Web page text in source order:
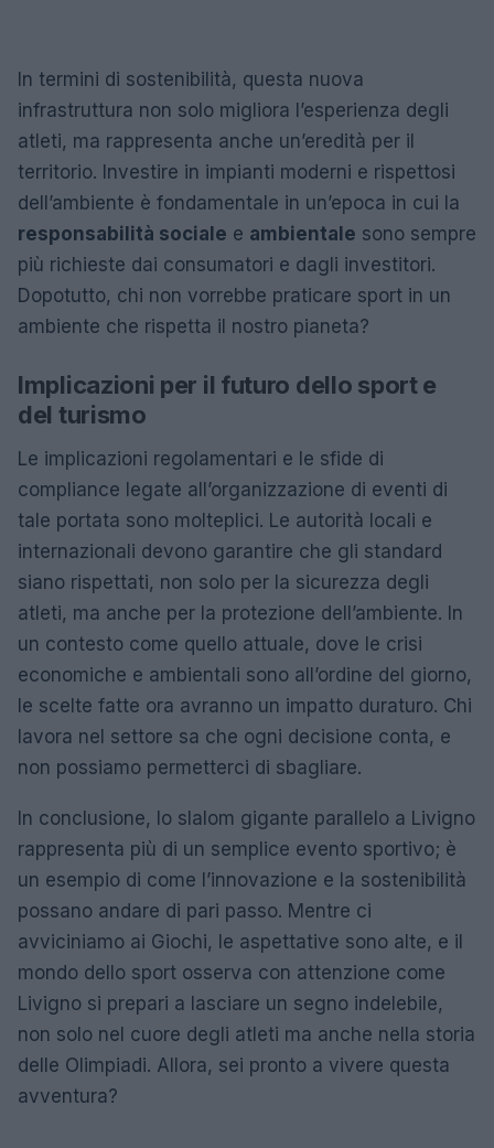
In termini di sostenibilità, questa nuova
infrastruttura non solo migliora l’esperienza degli
atleti, ma rappresenta anche un’eredità per il
territorio. Investire in impianti moderni e rispettosi
dell’ambiente è fondamentale in un’epoca in cui la
responsabilità sociale e ambientale sono sempre
più richieste dai consumatori e dagli investitori.
Dopotutto, chi non vorrebbe praticare sport in un
ambiente che rispetta il nostro pianeta?
Implicazioni per il futuro dello sport e
del turismo
Le implicazioni regolamentari e le sfide di
compliance legate all’organizzazione di eventi di
tale portata sono molteplici. Le autorità locali e
internazionali devono garantire che gli standard
siano rispettati, non solo per la sicurezza degli
atleti, ma anche per la protezione dell’ambiente. In
un contesto come quello attuale, dove le crisi
economiche e ambientali sono all’ordine del giorno,
le scelte fatte ora avranno un impatto duraturo. Chi
lavora nel settore sa che ogni decisione conta, e
non possiamo permetterci di sbagliare.
In conclusione, lo slalom gigante parallelo a Livigno
rappresenta più di un semplice evento sportivo; è
un esempio di come l’innovazione e la sostenibilità
possano andare di pari passo. Mentre ci
avviciniamo ai Giochi, le aspettative sono alte, e il
mondo dello sport osserva con attenzione come
Livigno si prepari a lasciare un segno indelebile,
non solo nel cuore degli atleti ma anche nella storia
delle Olimpiadi. Allora, sei pronto a vivere questa
avventura?